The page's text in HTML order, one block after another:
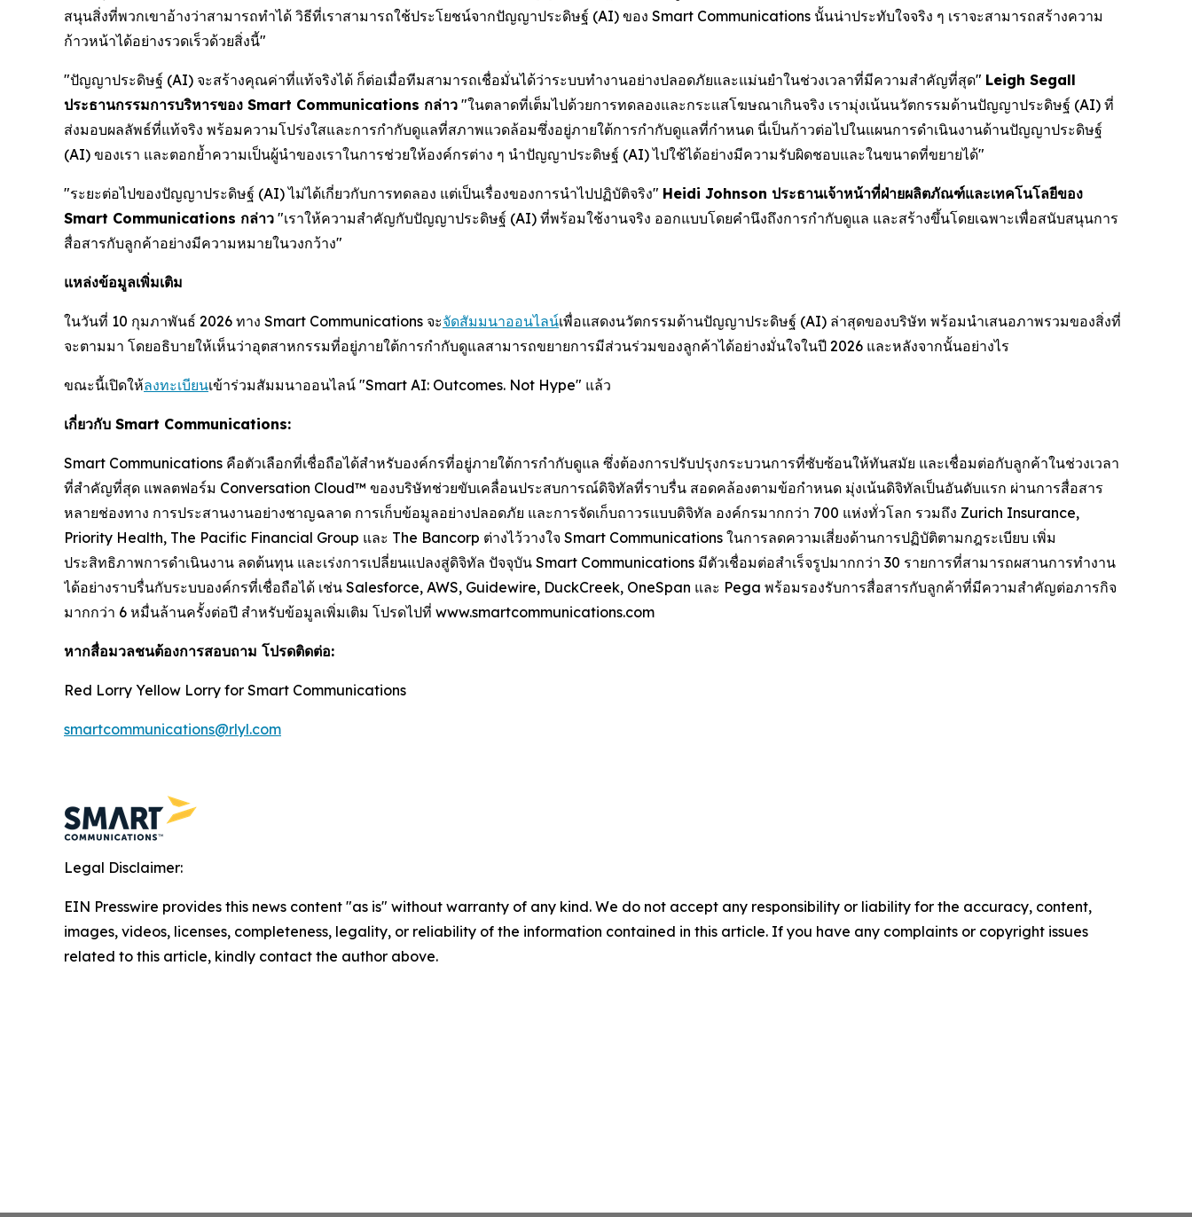
สนุนสิ่งที่พวกเขาอ้างว่าสามารถทำได้ วิธีที่เราสามารถใช้ประโยชน์จากปัญญาประดิษฐ์ (AI) ของ Smart Communications นั้นน่าประทับใจจริง ๆ เราจะสามารถสร้างความ
ก้าวหน้าได้อย่างรวดเร็วด้วยสิ่งนี้"
"ปัญญาประดิษฐ์ (AI) จะสร้างคุณค่าที่แท้จริงได้ ก็ต่อเมื่อทีมสามารถเชื่อมั่นได้ว่าระบบทำงานอย่างปลอดภัยและแม่นยำในช่วงเวลาที่มีความสำคัญที่สุด" Leigh Segall
ประธานกรรมการบริหารของ Smart Communications กล่าว "ในตลาดที่เต็มไปด้วยการทดลองและกระแสโฆษณาเกินจริง เรามุ่งเน้นนวัตกรรมด้านปัญญาประดิษฐ์ (AI) ที่
ส่งมอบผลลัพธ์ที่แท้จริง พร้อมความโปร่งใสและการกำกับดูแลที่สภาพแวดล้อมซึ่งอยู่ภายใต้การกำกับดูแลที่กำหนด นี่เป็นก้าวต่อไปในแผนการดำเนินงานด้านปัญญาประดิษฐ์
(AI) ของเรา และตอกย้ำความเป็นผู้นำของเราในการช่วยให้องค์กรต่าง ๆ นำปัญญาประดิษฐ์ (AI) ไปใช้ได้อย่างมีความรับผิดชอบและในขนาดที่ขยายได้"
"ระยะต่อไปของปัญญาประดิษฐ์ (AI) ไม่ได้เกี่ยวกับการทดลอง แต่เป็นเรื่องของการนำไปปฏิบัติจริง" Heidi Johnson ประธานเจ้าหน้าที่ฝ่ายผลิตภัณฑ์และเทคโนโลยีของ
Smart Communications กล่าว "เราให้ความสำคัญกับปัญญาประดิษฐ์ (AI) ที่พร้อมใช้งานจริง ออกแบบโดยคำนึงถึงการกำกับดูแล และสร้างขึ้นโดยเฉพาะเพื่อสนับสนุนการ
สื่อสารกับลูกค้าอย่างมีความหมายในวงกว้าง"
แหล่งข้อมูลเพิ่มเติม
ในวันที่ 10 กุมภาพันธ์ 2026 ทาง Smart Communications จะจัดสัมมนาออนไลน์เพื่อแสดงนวัตกรรมด้านปัญญาประดิษฐ์ (AI) ล่าสุดของบริษัท พร้อมนำเสนอภาพรวมของสิ่งที่
จะตามมา โดยอธิบายให้เห็นว่าอุตสาหกรรมที่อยู่ภายใต้การกำกับดูแลสามารถขยายการมีส่วนร่วมของลูกค้าได้อย่างมั่นใจในปี 2026 และหลังจากนั้นอย่างไร
ขณะนี้เปิดให้ลงทะเบียนเข้าร่วมสัมมนาออนไลน์ "Smart AI: Outcomes. Not Hype" แล้ว
เกี่ยวกับ Smart Communications:
Smart Communications คือตัวเลือกที่เชื่อถือได้สำหรับองค์กรที่อยู่ภายใต้การกำกับดูแล ซึ่งต้องการปรับปรุงกระบวนการที่ซับซ้อนให้ทันสมัย ​​และเชื่อมต่อกับลูกค้าในช่วงเวลา
ที่สำคัญที่สุด แพลตฟอร์ม Conversation Cloud™ ของบริษัทช่วยขับเคลื่อนประสบการณ์ดิจิทัลที่ราบรื่น สอดคล้องตามข้อกำหนด มุ่งเน้นดิจิทัลเป็นอันดับแรก ผ่านการสื่อสาร
หลายช่องทาง การประสานงานอย่างชาญฉลาด การเก็บข้อมูลอย่างปลอดภัย และการจัดเก็บถาวรแบบดิจิทัล องค์กรมากกว่า 700 แห่งทั่วโลก รวมถึง Zurich Insurance,
Priority Health, The Pacific Financial Group และ The Bancorp ต่างไว้วางใจ Smart Communications ในการลดความเสี่ยงด้านการปฏิบัติตามกฎระเบียบ เพิ่ม
ประสิทธิภาพการดำเนินงาน ลดต้นทุน และเร่งการเปลี่ยนแปลงสู่ดิจิทัล ปัจจุบัน Smart Communications มีตัวเชื่อมต่อสำเร็จรูปมากกว่า 30 รายการที่สามารถผสานการทำงาน
ได้อย่างราบรื่นกับระบบองค์กรที่เชื่อถือได้ เช่น Salesforce, AWS, Guidewire, DuckCreek, OneSpan และ Pega พร้อมรองรับการสื่อสารกับลูกค้าที่มีความสำคัญต่อภารกิจ
มากกว่า 6 หมื่นล้านครั้งต่อปี สำหรับข้อมูลเพิ่มเติม โปรดไปที่ www.smartcommunications.com
หากสื่อมวลชนต้องการสอบถาม โปรดติดต่อ:
Red Lorry Yellow Lorry for Smart Communications
smartcommunications@rlyl.com
Legal Disclaimer:
EIN Presswire provides this news content "as is" without warranty of any kind. We do not accept any responsibility or liability for the accuracy, content,
images, videos, licenses, completeness, legality, or reliability of the information contained in this article. If you have any complaints or copyright issues
related to this article, kindly contact the author above.